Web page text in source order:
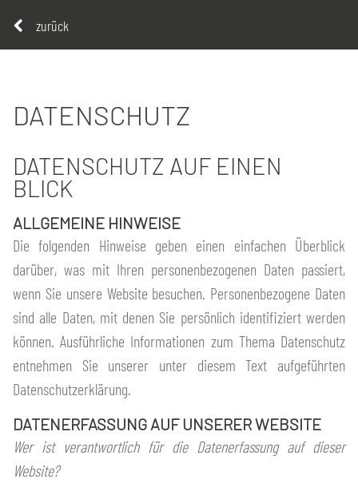
zurück
DATENSCHUTZ
DATENSCHUTZ AUF EINEN
BLICK
ALLGEMEINE HINWEISE
Die folgenden Hinweise geben einen einfachen Überblick
darüber, was mit Ihren personenbezogenen Daten passiert,
wenn Sie unsere Website besuchen. Personenbezogene Daten
sind alle Daten, mit denen Sie persönlich identifiziert werden
können. Ausführliche Informationen zum Thema Datenschutz
entnehmen Sie unserer unter diesem Text aufgeführten
Datenschutzerklärung.
DATENERFASSUNG AUF UNSERER WEBSITE
Wer ist verantwortlich für die Datenerfassung auf dieser
Website?